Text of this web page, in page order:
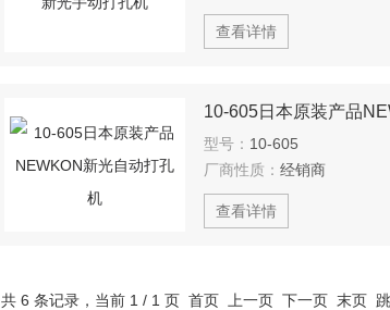
查看详情
型号： 10-605
厂商性质： 经销商
查看详情
共 6 条记录，当前 1 / 1 页 首页 上一页 下一页 末页